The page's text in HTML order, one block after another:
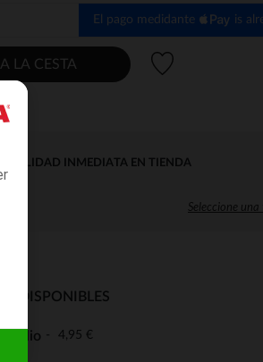
El pago medidante is
LA CESTA
INMEDIATA EN TIENDA
Seleccione
DISPONIBLES
4,95 €